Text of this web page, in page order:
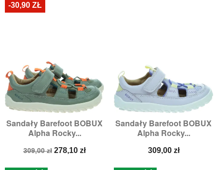
Sandały Barefoot BOBUX
Alpha Rocky...
Cena
309,00 zł Cena
278,10 zł
-30,90 ZŁ
Sandały Barefoot BOBUX
Alpha Rocky...
Cena
309,00 zł